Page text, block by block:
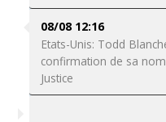
08/08 12:16
Etats-Unis: Todd
confirmation de sa
Justice